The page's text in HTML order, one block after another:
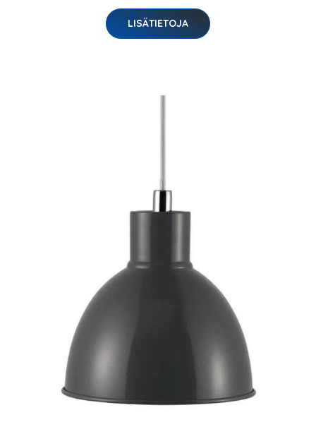
LISÄTIETOJA